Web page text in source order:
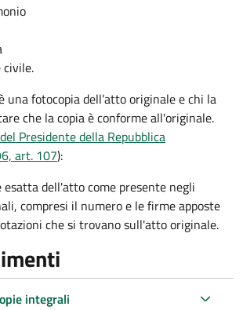
una fotocopia dell’atto originale e chi la
che la copia è conforme all'originale.
Presidente della Repubblica
art. 107):
dell'atto come presente negli
compresi il numero e le firme apposte
che si trovano sull'atto originale.
integrali